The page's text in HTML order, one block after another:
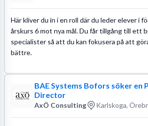
Här kliver du in i en roll där du leder elever i
årskurs 6 mot nya mål. Du får tillgång till ett
specialister så att du kan fokusera på att
bättre.
BAE Systems Bofors söker en
Director
AxÖ Consulting Karlskoga,